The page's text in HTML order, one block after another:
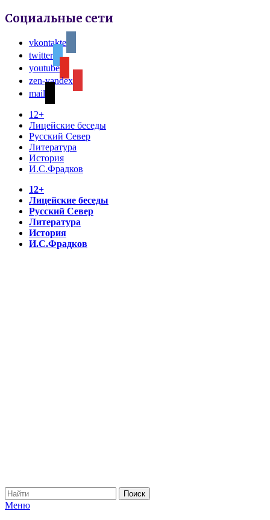
Социальные сети
vkontakte
twitter
youtube
zen-yandex
mail
12+
Лицейские беседы
Русский Север
Литература
История
И.С.Фрадков
12+
Лицейские беседы
Русский Север
Литература
История
И.С.Фрадков
Меню